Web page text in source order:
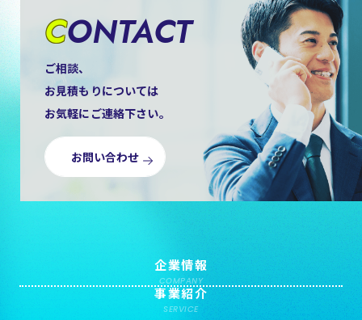
CONTACT
ご相談、
お見積もりについては
お気軽にご連絡下さい。
お問い合わせ
企業情報
COMPANY
事業紹介
SERVICE